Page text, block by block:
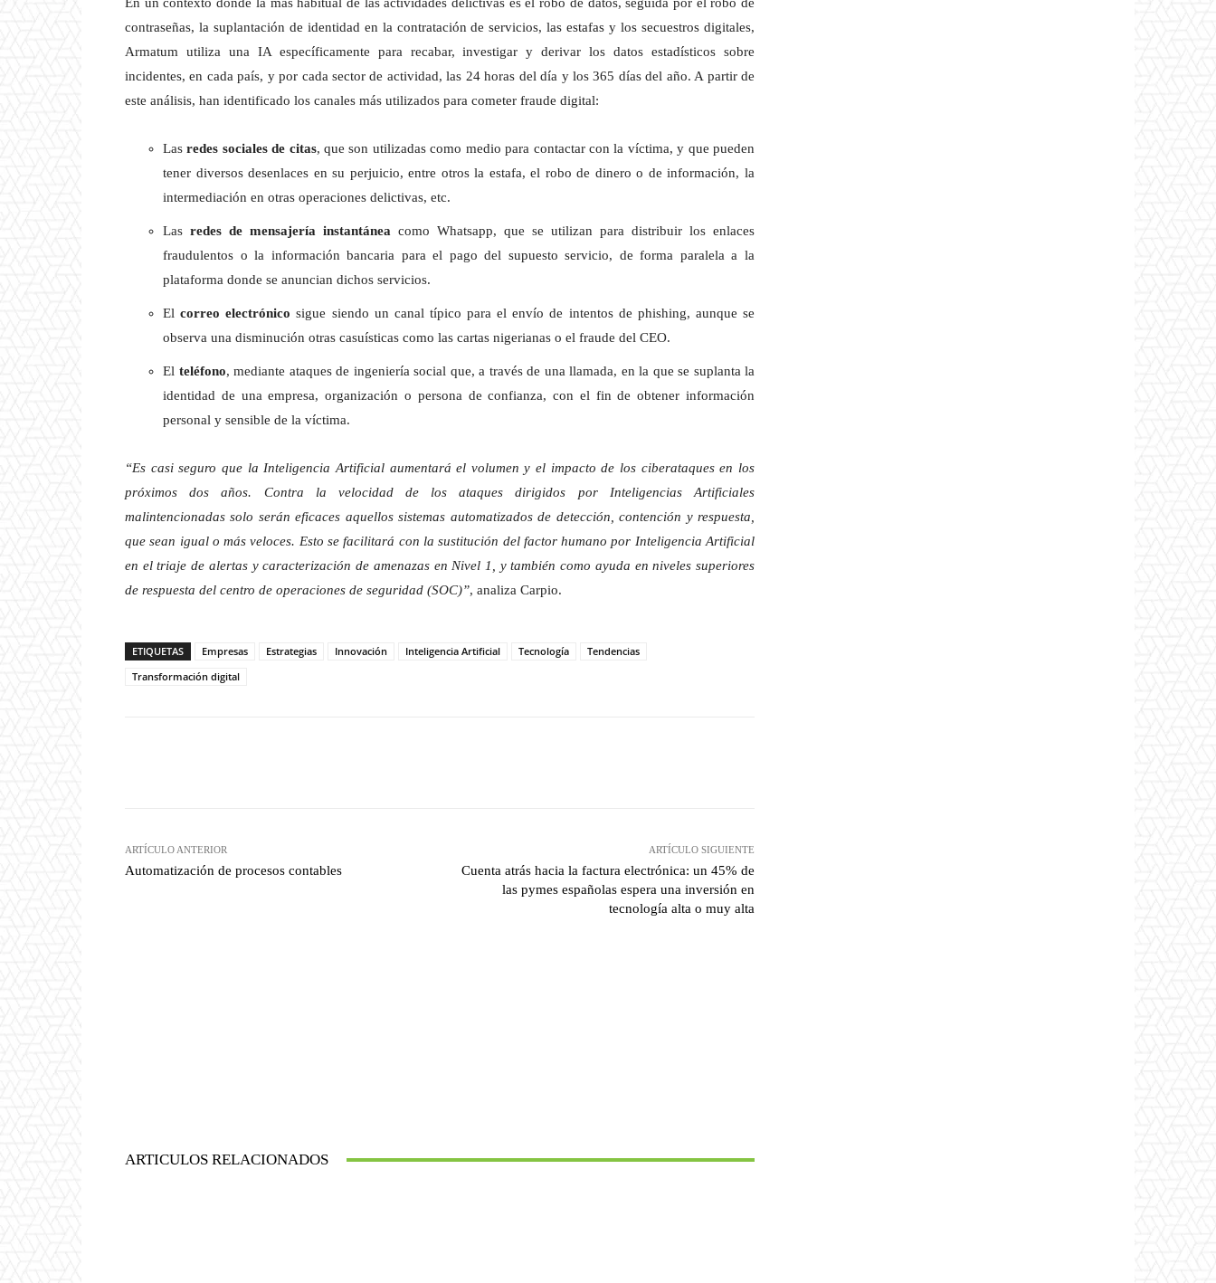
En un contexto donde la más habitual de las actividades delictivas es el robo de datos, seguida por el robo de
contraseñas, la suplantación de identidad en la contratación de servicios, las estafas y los secuestros digitales,
Armatum utiliza una IA específicamente para recabar, investigar y derivar los datos estadísticos sobre
incidentes, en cada país, y por cada sector de actividad, las 24 horas del día y los 365 días del año. A partir de
este análisis, han identificado los canales más utilizados para cometer fraude digital:
Lasredes sociales de citas, que son utilizadas como medio para contactar con la víctima, y que pueden
tener diversos desenlaces en su perjuicio, entre otros la estafa, el robo de dinero o de información, la
intermediación en otras operaciones delictivas, etc.
Las redes de mensajería instantánea como Whatsapp, que se utilizan para distribuir los enlaces
fraudulentos o la información bancaria para el pago del supuesto servicio, de forma paralela a la
plataforma donde se anuncian dichos servicios.
Elcorreo electrónico sigue siendo un canal típico para el envío de intentos de phishing, aunque se
observa una disminución otras casuísticas como las cartas nigerianas o el fraude del CEO.
El teléfono, mediante ataques de ingeniería social que, a través de una llamada, en la que se suplanta la
identidad de una empresa, organización o persona de confianza, con el fin de obtener información
personal y sensible de la víctima.
“Es casi seguro que la Inteligencia Artificial aumentará el volumen y el impacto de los ciberataques en los
próximos dos años. Contra la velocidad de los ataques dirigidos por Inteligencias Artificiales
malintencionadas solo serán eficaces aquellos sistemas automatizados de detección, contención y respuesta,
que sean igual o más veloces. Esto se facilitará con la sustitución del factor humano por Inteligencia Artificial
en el triaje de alertas y caracterización de amenazas en Nivel 1, y también como ayuda en niveles superiores
de respuesta del centro de operaciones de seguridad (SOC)”, analiza Carpio.
ETIQUETAS Empresas Estrategias Innovación Inteligencia Artificial Tecnología
Tendencias
Transformación digital
ARTÍCULO ANTERIOR
Automatización de procesos contables
ARTÍCULO SIGUIENTE
Cuenta atrás hacia la factura electrónica: un 45% de
las pymes españolas espera una inversión en
tecnología alta o muy alta
ARTICULOS RELACIONADOS